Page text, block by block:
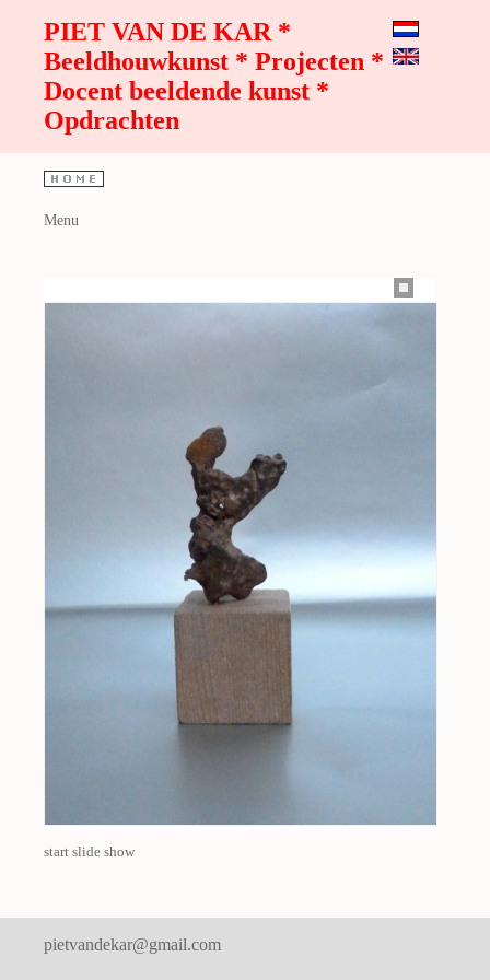
PIET VAN DE KAR *
Beeldhouwkunst * Projecten *
Docent beeldende kunst *
Opdrachten
Menu
start slide show
pietvandekar@gmail.com